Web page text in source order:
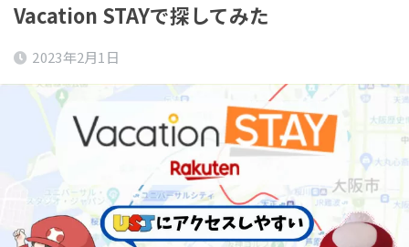
Vacation STAYで探してみた
2023年2月1日